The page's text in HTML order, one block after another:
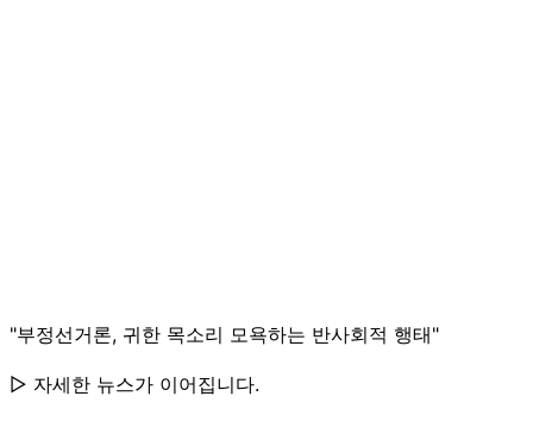
"부정선거론, 귀한 목소리 모욕하는 반사회적 행태"
▷ 자세한 뉴스가 이어집니다.